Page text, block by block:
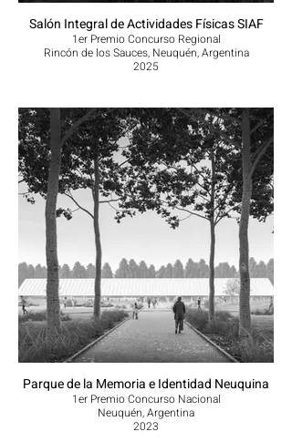
Salón Integral de Actividades Físicas SIAF
1er Premio Concurso Regional
Rincón de los Sauces, Neuquén, Argentina
2025
Parque de la Memoria e Identidad Neuquina
1er Premio Concurso Nacional
Neuquén, Argentina
2023